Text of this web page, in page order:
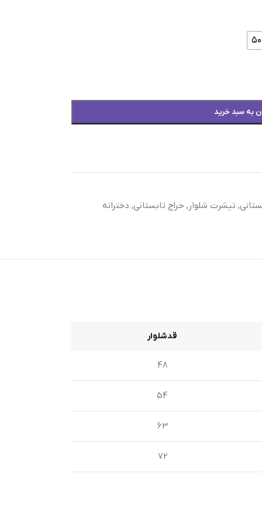
به سبد خرید
, تیشرت شلوار , حراج تابستانی, دخترانه
قدشلوار
48
54
63
72